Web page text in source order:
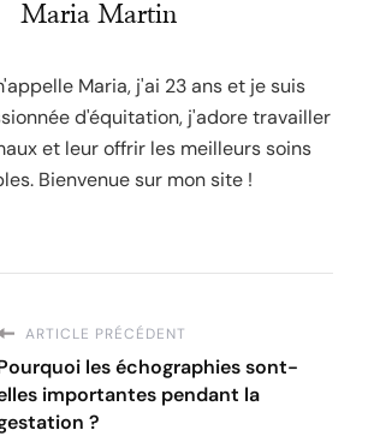
Maria Martin
Maria, j'ai 23 ans et je suis
d'équitation, j'adore travailler
et leur offrir les meilleurs soins
Bienvenue sur mon site !
ARTICLE PRÉCÉDENT
les échographies sont-
importantes pendant la
?